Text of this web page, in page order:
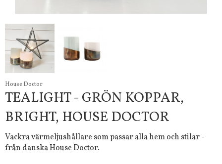
House Doctor
TEALIGHT - GRÖN KOPPAR,
BRIGHT, HOUSE DOCTOR
Vackra värmeljushållare som passar alla hem och stilar -
från danska House Doctor.